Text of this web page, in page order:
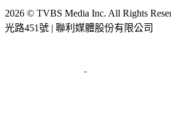
2026 © TVBS Media Inc. All Rights
光路451號 | 聯利媒體股份有限公司